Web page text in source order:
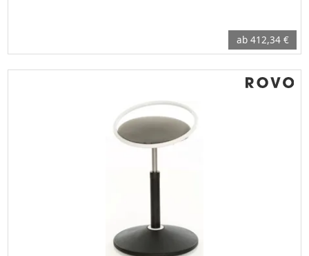
ab 412,34 €